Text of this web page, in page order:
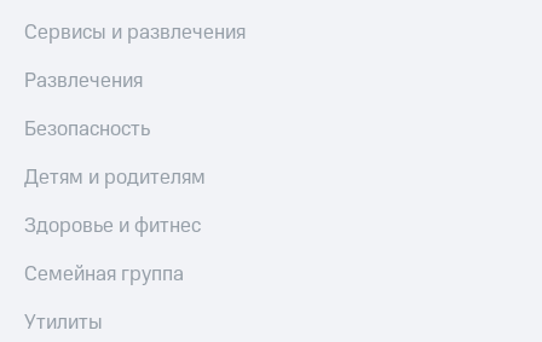
Сервисы и развлечения
Развлечения
Безопасность
Детям и родителям
Здоровье и фитнес
Семейная группа
Утилиты